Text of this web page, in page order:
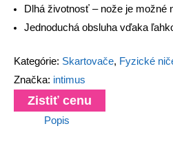
Dlhá životnosť – nože je možné
Jednoduchá obsluha vďaka
Kategórie: Skartovače, Fyzické
Značka: intimus
Zistiť cenu
Popis